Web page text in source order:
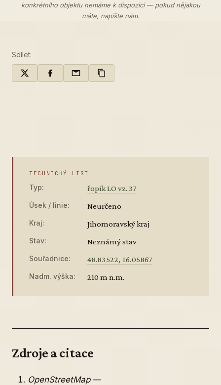
konkrétního objektu nemáme k dispozici — pokud nějakou
máte, napište nám.
Sdílet:
TECHNICKÝ LIST
Typ: řopík LO vz. 37
Úsek / linie: Neurčeno
Kraj: Jihomoravský kraj
Stav: Neznámý stav
Souřadnice: 48.83522, 16.05867
Nadm. výška: 210 m n.m.
Zdroje a citace
OpenStreetMap—